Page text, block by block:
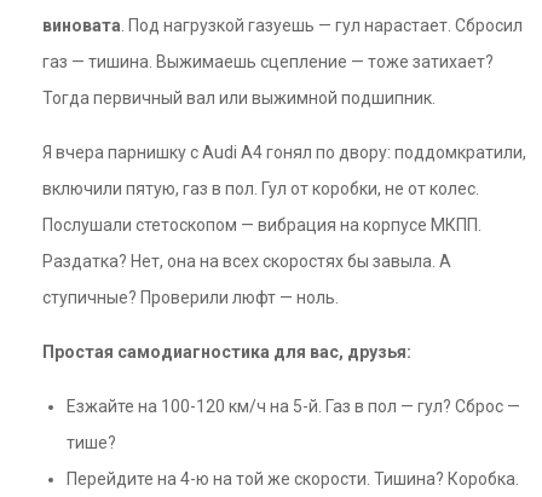
виновата . Под нагрузкой газуешь — гул нарастает. Сбросил
газ — тишина. Выжимаешь сцепление — тоже затихает?
Тогда первичный вал или выжимной подшипник.
Я вчера парнишку с Audi A4 гонял по двору: поддомкратили,
включили пятую, газ в пол. Гул от коробки, не от колес.
Послушали стетоскопом — вибрация на корпусе МКПП.
Раздатка? Нет, она на всех скоростях бы завыла. А
ступичные? Проверили люфт — ноль.
Простая самодиагностика для вас, друзья:
Езжайте на 100-120 км/ч на 5-й. Газ в пол — гул? Сброс —
тише?
Перейдите на 4-ю на той же скорости. Тишина? Коробка.